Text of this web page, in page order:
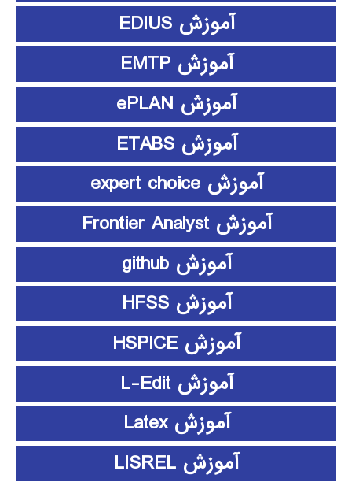
آموزش EDIUS
آموزش EMTP
آموزش ePLAN
آموزش ETABS
آموزش expert choice
آموزش Frontier Analyst
آموزش github
آموزش HFSS
آموزش HSPICE
آموزش L-Edit
آموزش Latex
آموزش LISREL